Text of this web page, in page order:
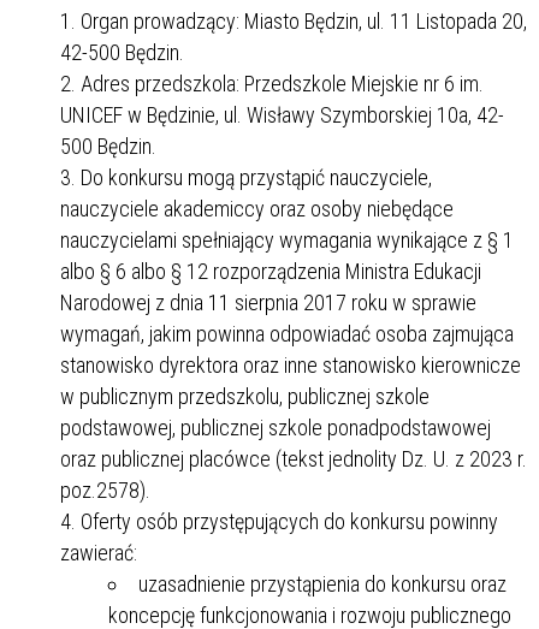
Organ prowadzący: Miasto Będzin, ul. 11 Listopada 20,
42-500 Będzin.
Adres przedszkola: Przedszkole Miejskie nr 6 im.
UNICEF w Będzinie, ul. Wisławy Szymborskiej 10a, 42-
500 Będzin.
Do konkursu mogą przystąpić nauczyciele,
nauczyciele akademiccy oraz osoby niebędące
nauczycielami spełniający wymagania wynikające z § 1
albo § 6 albo § 12 rozporządzenia Ministra Edukacji
Narodowej z dnia 11 sierpnia 2017 roku w sprawie
wymagań, jakim powinna odpowiadać osoba zajmująca
stanowisko dyrektora oraz inne stanowisko kierownicze
w publicznym przedszkolu, publicznej szkole
podstawowej, publicznej szkole ponadpodstawowej
oraz publicznej placówce (tekst jednolity Dz. U. z 2023 r.
poz.2578).
Oferty osób przystępujących do konkursu powinny
zawierać:
uzasadnienie przystąpienia do konkursu oraz
koncepcję funkcjonowania i rozwoju publicznego